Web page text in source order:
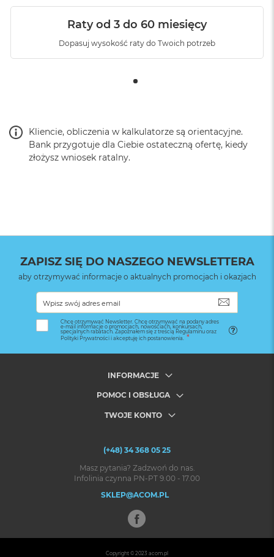
Raty od 3 do 60 miesięcy
Dopasuj wysokość raty do Twoich potrzeb
Kliencie, obliczenia w kalkulatorze są orientacyjne.
Bank przygotuje dla Ciebie ostateczną ofertę, kiedy
złożysz wniosek ratalny.
ZAPISZ SIĘ DO NASZEGO NEWSLETTERA
aby otrzymywać informacje o aktualnych promocjach i okazjach
Chcę otrzymywać Newsletter. Chcę otrzymywać na podany adres
e-mail informacje o promocjach, nowościach, konkursach,
specjalnych rabatach. Zapoznałem się z treścią Regulaminu oraz
Polityki Prywatności i akceptuję ich postanowienia.
INFORMACJE
POMOC I OBSŁUGA
TWOJE KONTO
(+48) 34 368 05 25
Masz pytania? Zadzwoń do nas.
Infolinia czynna PN-PT 9.00 - 17.00
SKLEP@ACOM.PL
Copyright © 2023 acom.pl